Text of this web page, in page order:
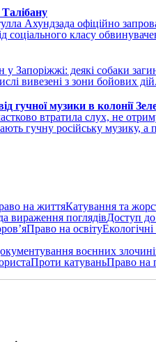
Ахундзада офіційно
соціального класу
Запоріжжі: деякі собаки
вивезені з зони бойових дій.
гучної музики в колонії
втратила слух, не
гучну російську музику,
на життяКатування та
вираження поглядівДоступ до
Право на освіту
воєнних
Проти катуваньПраво на